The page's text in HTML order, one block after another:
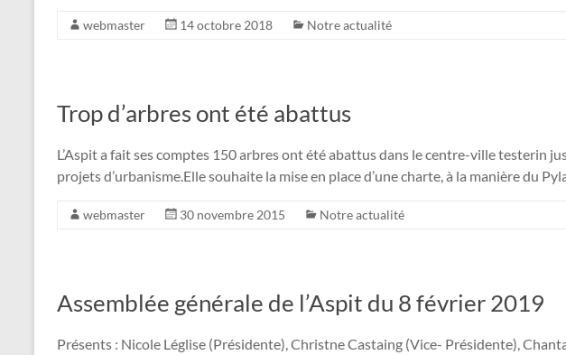
webmaster 14 octobre 2018 Notre actualité
Trop d’arbres ont été abattus
L’Aspit a fait ses comptes 150 arbres ont été abattus dans le centre-ville testerin
projets d’urbanisme.Elle souhaite la mise en place d’une charte, à la manière du
webmaster 30 novembre 2015 Notre actualité
Assemblée générale de l’Aspit du 8 février 2019
Présents : Nicole Léglise (Présidente), Christne Castaing (Vice- Présidente),